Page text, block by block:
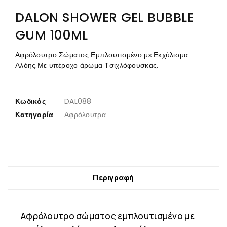
DALON SHOWER GEL BUBBLE
GUM 100ML
Αφρόλουτρο Σώματος Εμπλουτισμένο με Εκχύλισμα
Αλόης.Με υπέροχο άρωμα Tσιχλόφουσκας.
Κωδικός
DAL088
Κατηγορία
Αφρόλουτρα
Περιγραφή
Αφρόλουτρο σώματος εμπλουτισμένο με